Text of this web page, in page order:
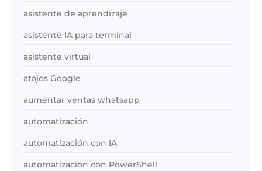
asistente de aprendizaje
asistente IA para terminal
asistente virtual
atajos Google
aumentar ventas whatsapp
automatización
automatización con IA
automatización con PowerShell